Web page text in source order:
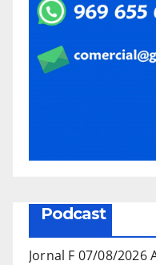
Podcast
Jornal F 07/08/2026